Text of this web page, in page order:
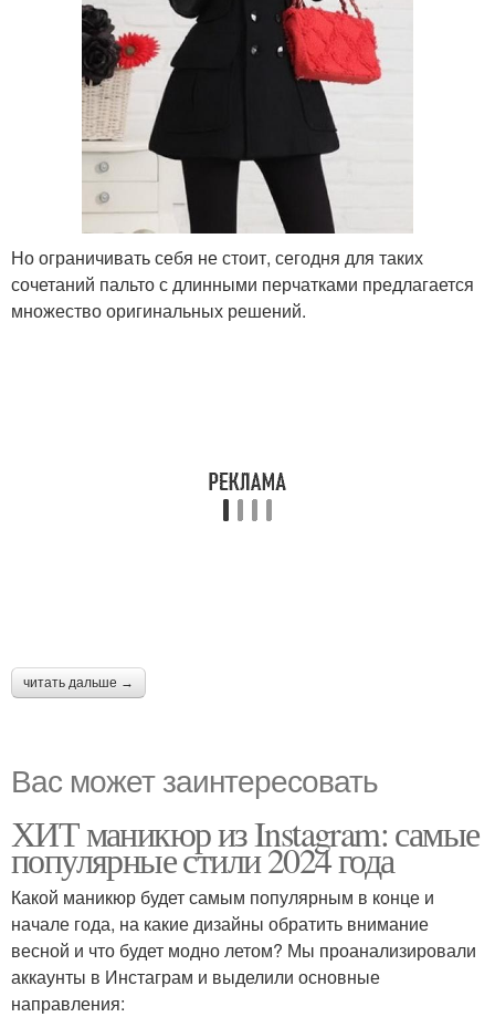
Но ограничивать себя не стоит, сегодня для таких
сочетаний пальто с длинными перчатками предлагается
множество оригинальных решений.
читать дальше →
Вас может заинтересовать
ХИТ маникюр из Instagram: самые
популярные стили 2024 года
Какой маникюр будет самым популярным в конце и
начале года, на какие дизайны обратить внимание
весной и что будет модно летом? Мы проанализировали
аккаунты в Инстаграм и выделили основные
направления: